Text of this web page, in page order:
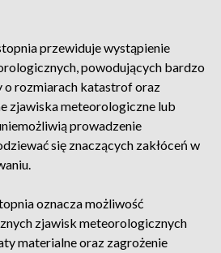
przewiduje wystąpienie
powodujących bardzo
o rozmiarach katastrof oraz
zjawiska meteorologiczne lub
prowadzenie
się znaczących zakłóceń w
oznacza możliwość
zjawisk meteorologicznych
materialne oraz zagrożenie